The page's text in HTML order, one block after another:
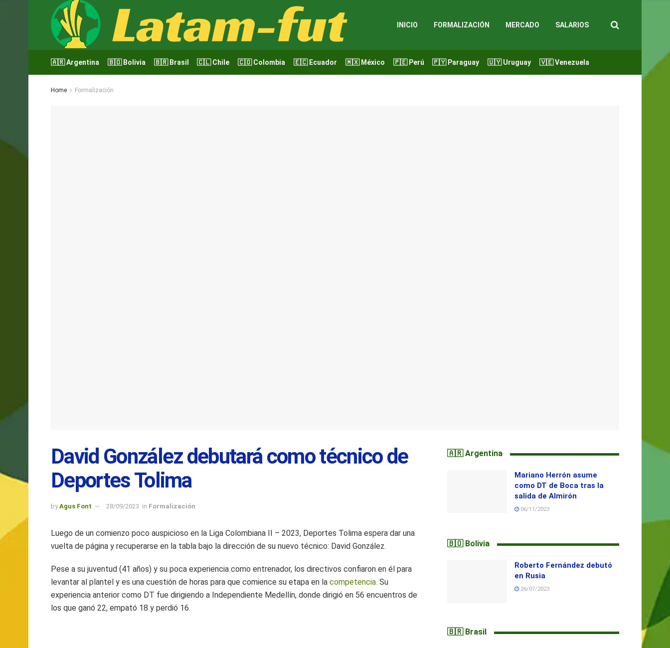
INICIO FORMALIZACIÓN MERCADO SALARIOS
🇦🇷 Argentina 🇧🇴 Bolivia 🇧🇷 Brasil 🇨🇱 Chile 🇨🇴 Colombia 🇪🇨 Ecuador 🇲🇽 México 🇵🇪 Perú 🇵🇾 Paraguay 🇺🇾 Uruguay 🇻🇪 Venezuela
Home Formalización
David González debutará como técnico de
Deportes Tolima
by Agus Font 28/09/2023 in Formalización
Luego de un comienzo poco auspicioso en la Liga Colombiana II – 2023, Deportes Tolima espera dar una
vuelta de página y recuperarse en la tabla bajo la dirección de su nuevo técnico: David González.
Pese a su juventud (41 años) y su poca experiencia como entrenador, los directivos confiaron en él para
levantar al plantel y es una cuestión de horas para que comience su etapa en la competencia. Su
experiencia anterior como DT fue dirigiendo a Independiente Medellín, donde dirigió en 56 encuentros de
los que ganó 22, empató 18 y perdió 16.
🇦🇷 Argentina
Mariano Herrón asume
como DT de Boca tras la
salida de Almirón
06/11/2023
🇧🇴 Bolivia
Roberto Fernández debutó
en Rusia
26/07/2023
🇧🇷 Brasil